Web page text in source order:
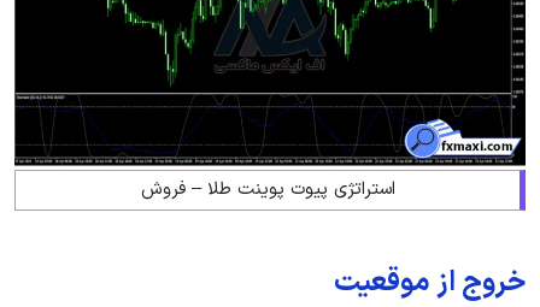
استراتژی پیوت پوینت طلا – فروش
خروج از موقعیت